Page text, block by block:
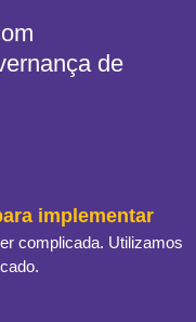
de
implementar
complicada. Utilizamos